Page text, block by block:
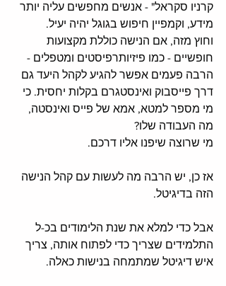
קרניו סקראל" - אנשים מחפשים עליה יותר
מידע, וקמפיין חיפוש בגוגל יהיה יעיל.
וחוץ מזה, אם הנישה כוללת מקצועות
חופשיים - כמו פיזיותרפיסטים ומטפלים -
הרבה פעמים אפשר להגיע לקהל היעד גם
דרך פייסבוק ואינסטגרם בקלות יחסית. כי
מי מספר למטא, אמא של פייס ואינסטה,
מה העבודה שלו?
מי שרוצה שיפנו אליו דרכם.
אז כן, יש הרבה מה לעשות עם קהל הנישה
הזה בדיגיטל.
אבל כדי למלא את שנת הלימודים בכ-ל
התלמידים שצריך כדי לפתוח אותה, צריך
איש דיגיטל שמתמחה בנישות כאלה.